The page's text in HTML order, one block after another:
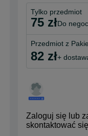
Tylko przedmiot
75 zł do
Przedmiot z
82 zł+
Zaloguj się lub
skontaktować